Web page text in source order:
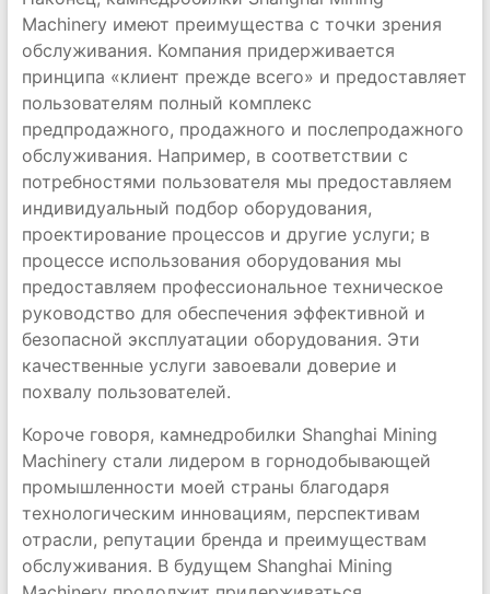
Machinery имеют преимущества с точки зрения
обслуживания. Компания придерживается
принципа «клиент прежде всего» и предоставляет
пользователям полный комплекс
предпродажного, продажного и послепродажного
обслуживания. Например, в соответствии с
потребностями пользователя мы предоставляем
индивидуальный подбор оборудования,
проектирование процессов и другие услуги; в
процессе использования оборудования мы
предоставляем профессиональное техническое
руководство для обеспечения эффективной и
безопасной эксплуатации оборудования. Эти
качественные услуги завоевали доверие и
похвалу пользователей.
Короче говоря, камнедробилки Shanghai Mining
Machinery стали лидером в горнодобывающей
промышленности моей страны благодаря
технологическим инновациям, перспективам
отрасли, репутации бренда и преимуществам
обслуживания. В будущем Shanghai Mining